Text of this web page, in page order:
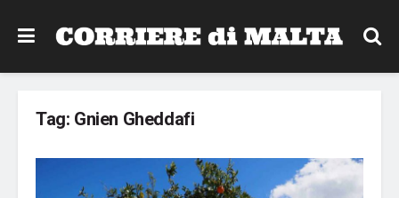
Tag: Gnien Gheddafi